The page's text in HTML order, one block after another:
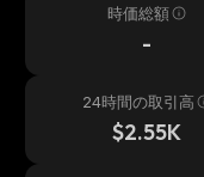
時価総額
-
24時間の取引高
$2.55K